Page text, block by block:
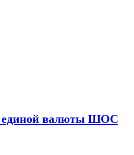
единой валюты ШОС